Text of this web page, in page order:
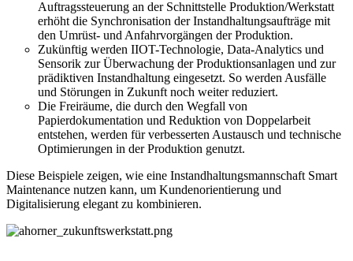
Auftragssteuerung an der Schnittstelle Produktion/Werkstatt
erhöht die Synchronisation der Instandhaltungsaufträge mit
den Umrüst- und Anfahrvorgängen der Produktion.
Zukünftig werden IIOT-Technologie, Data-Analytics und
Sensorik zur Überwachung der Produktionsanlagen und zur
prädiktiven Instandhaltung eingesetzt. So werden Ausfälle
und Störungen in Zukunft noch weiter reduziert.
Die Freiräume, die durch den Wegfall von
Papierdokumentation und Reduktion von Doppelarbeit
entstehen, werden für verbesserten Austausch und technische
Optimierungen in der Produktion genutzt.
Diese Beispiele zeigen, wie eine Instandhaltungsmannschaft Smart
Maintenance nutzen kann, um Kundenorientierung und
Digitalisierung elegant zu kombinieren.